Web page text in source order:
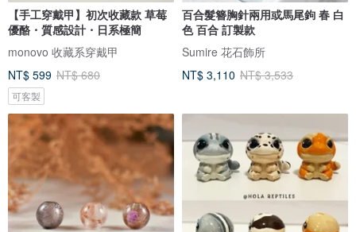
【手工穿戴甲】初次收藏款 草莓
優酪・質感設計・日系極簡
monovo 收藏系穿戴甲
NT$ 599 NT$ 680
可客製
百合髮簪胸針兩用或馬尾鉤 春 白
色 百合 訂製款
Sumire 花石飾所
NT$ 3,110 NT$ 3,533